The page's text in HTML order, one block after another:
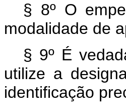
§ 8º O
modalidade de
§ 9º É
utilize a
identificação